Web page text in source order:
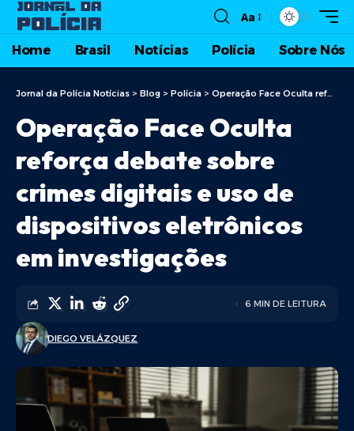
Aa
Home Brasil Notícias Polícia Sobre Nós
Jornal da Polícia Notícias > Blog > Polícia > Operação Face Oculta reforça debate sobre crimes digitais e uso de dispositivos eletrônicos em investigações
Operação Face Oculta
reforça debate sobre
crimes digitais e uso de
dispositivos eletrônicos
em investigações
DIEGO VELÁZQUEZ
6 MIN DE LEITURA